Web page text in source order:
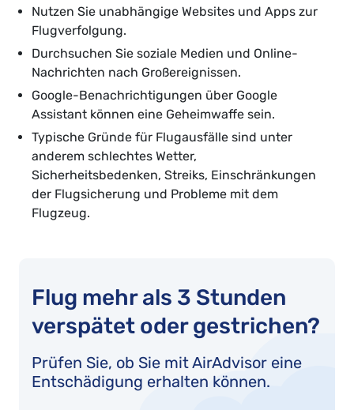
Nutzen Sie unabhängige Websites und Apps zur
Flugverfolgung.
Durchsuchen Sie soziale Medien und Online-
Nachrichten nach Großereignissen.
Google-Benachrichtigungen über Google
Assistant können eine Geheimwaffe sein.
Typische Gründe für Flugausfälle sind unter
anderem schlechtes Wetter,
Sicherheitsbedenken, Streiks, Einschränkungen
der Flugsicherung und Probleme mit dem
Flugzeug.
Flug mehr als 3 Stunden
verspätet oder gestrichen?
Prüfen Sie, ob Sie mit AirAdvisor eine
Entschädigung erhalten können.